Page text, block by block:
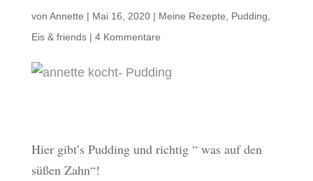
von Annette | Mai 16, 2020| Meine Rezepte
Pudding,
Eis & friends| 4 Kommentare
Hier gibt’s Pudding und richtig “ was auf den
süßen Zahn“!